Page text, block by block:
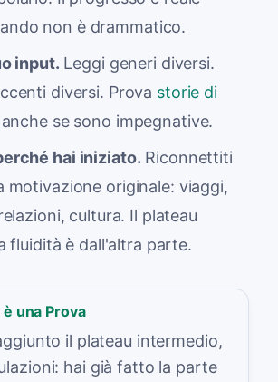
non è drammatico.
input. Leggi generi diversi.
diversi. Prova storie di
anche se sono impegnative.
hai iniziato. Riconnettiti
motivazione originale: viaggi,
cultura. Il plateau
fluidità è dall'altra parte.
è una Prova
il plateau intermedio,
hai già fatto la parte